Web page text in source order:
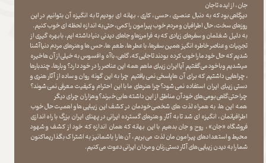
جان ، از ایده تا جان
دیرگاهی بود که به دنبال عنصری ، حسی ، کاری ، بهانه ای بودیم تا به انگیزه آن بتوانیم در این
روزهای سخت ، حال اطرافیان و مردم خوب پیرامون را کمی ، حتی به اندازه لحظه ای خوب کنیم.
به دلیل شغلمان و سفرهای زیادی که به فرامرزها و جاهای دیدنی دنیا داشته ایم، با بهره گیری از
تجربیات و عناصر خاطره انگیز همین سفرها ، با عطر ها ، طعم ها ، حس ها و هنرهای مردم دنیا آشنا
شدیم که حال خود ما را خوب کرده بودند تا جایی که، گاهی ، با آه و افسوس به خیلی از آن ها خیره
میشدیم و با خود می گفتیم آیا ایران زیبای ما هم همه این عناصر را در خود دارد؟ و بارها ، چندبارها
، چراهایی داشتیم که برای آن ها پاسخی نمی یافتیم چرا به این گونه روان و ساده از آثار هنری و
دستی زیبای ایران استفاده نمی شود؟چرا هنرهای ما با این احترام و کیفیت معرفی نمی شوند؟
چرا حتی گاهی بومی های خود آن مناطق از این داشته ها بی خبرند؟و هزاران چرای دیگر
​​​​​​​ همه این ها، به همراه لذت های شخصی خودمان در کشف این زیبایی ها و اهمیت حال خوب
اطرافیانمان ، انگیزه ای شد تا به آثار و هنرهای گسترده ایرانی در پهنای ایران بزرگ با راه اندازی
فروشگاه «جان» ، روح و جان بدهیم با این بهانه که همان اندازه که خود از کشف و شهود
محیط و استعدادهای پیرامون مان لذت می بریم ، آن ها را با شما نیز به اشتراک بگذاریماکنون
شما را به دیدن زیبایی های آثار دستی زنان و مردان ایرانی دعوت می کنیم.